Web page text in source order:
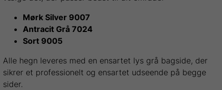
Mørk Silver 9007
Antracit Grå 7024
Sort 9005
Alle hegn leveres med en ensartet lys grå bagside, der
sikrer et professionelt og ensartet udseende på begge
sider.